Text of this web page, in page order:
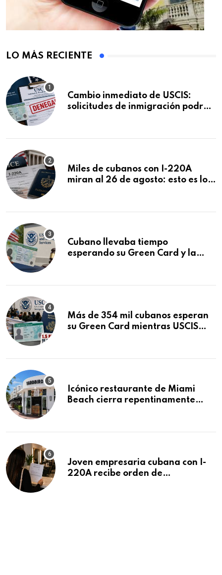
LO MÁS RECIENTE
Cambio inmediato de USCIS:
solicitudes de inmigración podrán
Miles de cubanos con I-220A
miran al 26 de agosto: esto es lo
Cubano llevaba tiempo
esperando su Green Card y la
Más de 354 mil cubanos esperan
su Green Card mientras USCIS
Icónico restaurante de Miami
Beach cierra repentinamente
Joven empresaria cubana con I-
220A recibe orden de